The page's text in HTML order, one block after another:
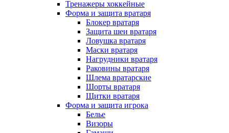
Тренажеры хоккейные
Форма и защита вратаря
Блокер вратаря
Защита шеи вратаря
Ловушка вратаря
Маски вратаря
Нагрудники вратаря
Раковины вратаря
Шлема вратарские
Шорты вратаря
Щитки вратаря
Форма и защита игрока
Белье
Визоры